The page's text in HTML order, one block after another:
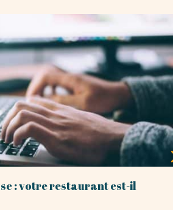
: votre restaurant est-il